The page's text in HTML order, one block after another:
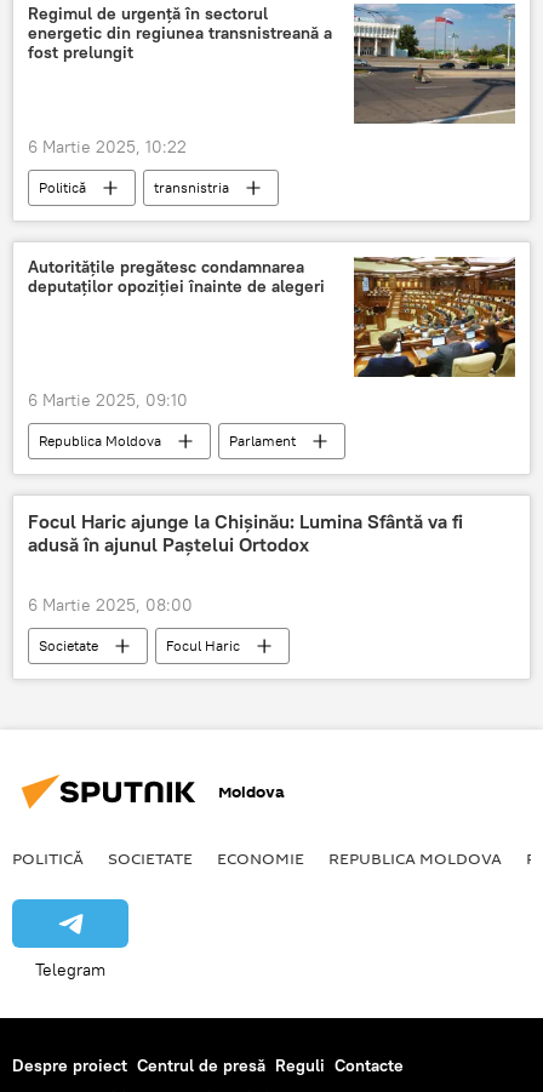
Regimul de urgență în sectorul
energetic din regiunea transnistreană a
fost prelungit
6 Martie 2025, 10:22
Politică
transnistria
regiunea transnistreană
Interconectare energetică
sectorul energetic
Autoritățile pregătesc condamnarea
deputaților opoziției înainte de alegeri
6 Martie 2025, 09:10
Republica Moldova
Parlament
alegerile parlamentare
condamnare
Focul Haric ajunge la Chișinău: Lumina Sfântă va fi
adusă în ajunul Paștelui Ortodox
6 Martie 2025, 08:00
Societate
Focul Haric
Mitropolia Moldovei
Paste
Moldova
POLITICĂ SOCIETATE ECONOMIE REPUBLICA MOLDOVA
Telegram
Despre proiect Centrul de presă Reguli Contacte